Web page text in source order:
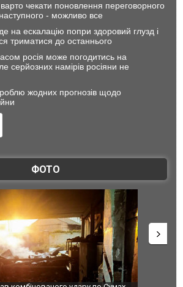
чекати поновлення переговорного
- можливо все
на ескалацію попри здоровий глузд і
триматися до останнього
росія може погодитись на
серйозних намірів росіяни не
жодних прогнозів щодо
ФОТО